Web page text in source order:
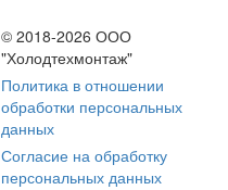
© 2018-2026 ООО
"Холодтехмонтаж"
Политика в отношении
обработки персональных
данных
Согласие на обработку
персональных данных